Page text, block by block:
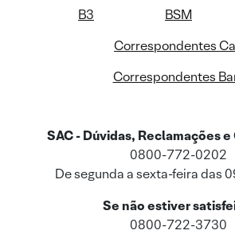
B3 BSM
Correspondentes
Correspondentes
SAC - Dúvidas, Reclamações
0800-772-0202
De segunda a sexta-feira das
Se não estiver
0800-722-3730